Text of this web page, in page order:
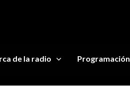
de la radio Programación